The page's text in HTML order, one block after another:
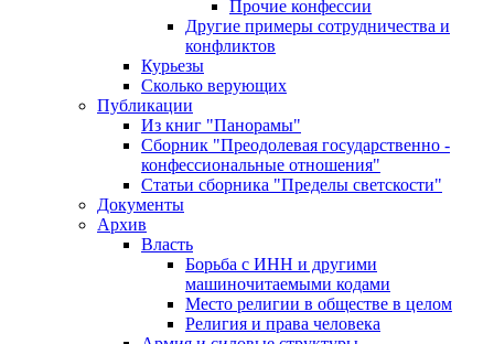
Прочие конфессии
Другие примеры сотрудничества и
конфликтов
Курьезы
Сколько верующих
Публикации
Из книг "Панорамы"
Сборник "Преодолевая государственно -
конфессиональные отношения"
Статьи сборника "Пределы светскости"
Документы
Архив
Власть
Борьба с ИНН и другими
машиночитаемыми кодами
Место религии в обществе в целом
Религия и права человека